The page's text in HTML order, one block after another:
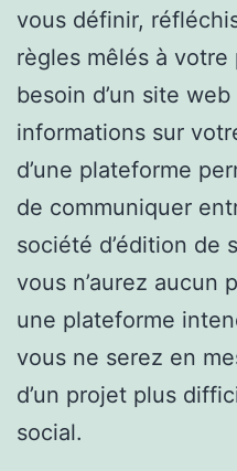
vous définir,
règles mêlés à
besoin d’un site
informations sur
d’une plateforme
de communiquer
société d’édition de
vous n’aurez aucun
une plateforme
vous ne serez en
d’un projet plus
social.